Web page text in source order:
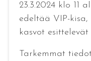
23.3.2024 klo 11
edeltää VIP-
kasvot
Tarkemmat